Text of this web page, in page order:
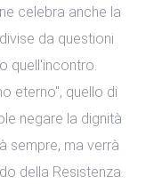
celebra anche la
da questioni
quell'incontro.
eterno", quello di
negare la dignità
sempre, ma verrà
della Resistenza.